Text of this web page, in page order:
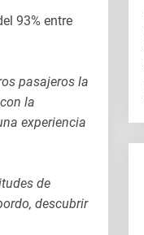
93% entre
pasajeros la
la
experiencia
de
descubrir